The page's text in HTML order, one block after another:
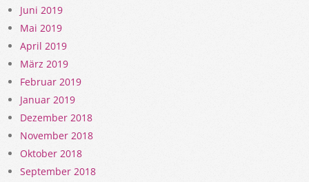
Juni 2019
Mai 2019
April 2019
März 2019
Februar 2019
Januar 2019
Dezember 2018
November 2018
Oktober 2018
September 2018